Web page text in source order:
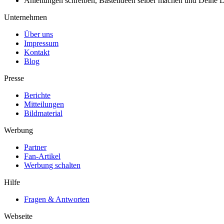
Unternehmen
Über uns
Impressum
Kontakt
Blog
Presse
Berichte
Mitteilungen
Bildmaterial
Werbung
Partner
Fan-Artikel
Werbung schalten
Hilfe
Fragen & Antworten
Webseite